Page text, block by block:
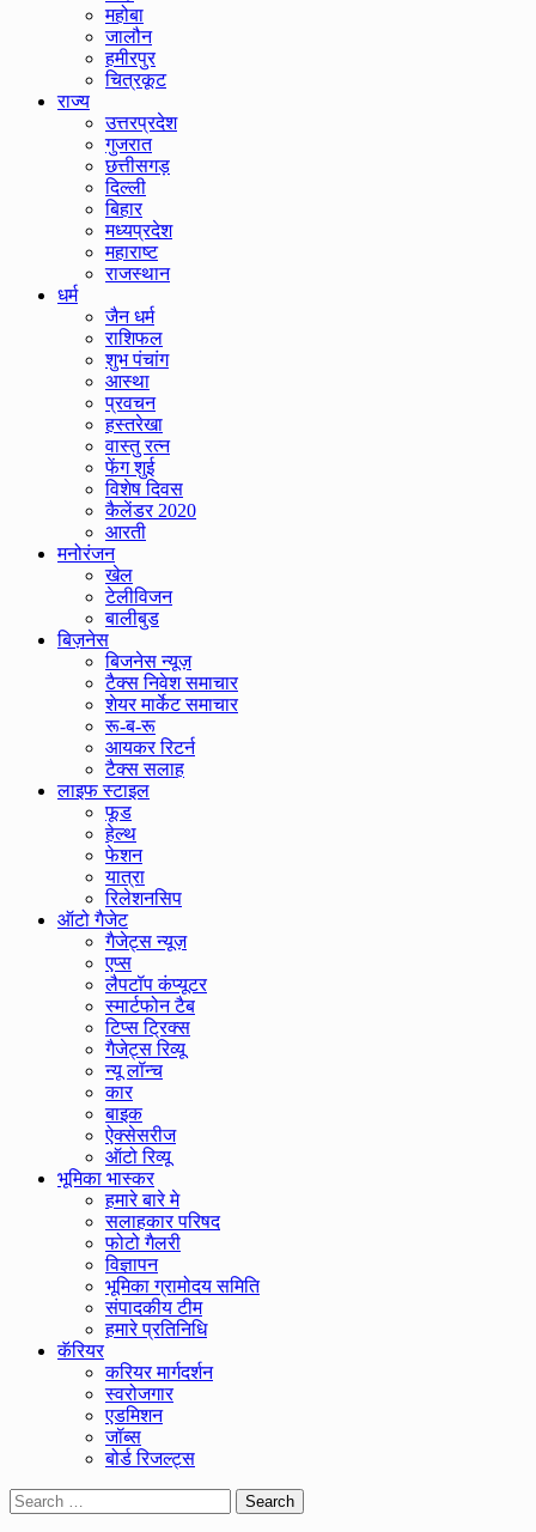
महोबा
जालौन
हमीरपुर
चित्रकूट
राज्य
उत्तरप्रदेश
गुजरात
छत्तीसगड़
दिल्ली
बिहार
मध्यप्रदेश
महाराष्ट
राजस्थान
धर्म
जैन धर्म
राशिफल
शुभ पंचांग
आस्था
प्रवचन
हस्तरेखा
वास्तु रत्न
फेंग शुई
विशेष दिवस
कैलेंडर 2020
आरती
मनोरंजन
खेल
टेलीविजन
बालीबुड
बिज़नेस
बिजनेस न्यूज़
टैक्स निवेश समाचार
शेयर मार्केट समाचार
रू-ब-रू
आयकर रिटर्न
टैक्स सलाह
लाइफ स्टाइल
फूड
हेल्थ
फेशन
यात्रा
रिलेशनसिप
ऑटो गैजेट
गैजेट्स न्यूज़
एप्स
लैपटॉप कंप्यूटर
स्मार्टफोन टैब
टिप्स ट्रिक्स
गैजेट्स रिव्यू
न्यू लॉन्च
कार
बाइक
ऐक्सेसरीज
ऑटो रिव्यू
भूमिका भास्कर
हमारे बारे मे
सलाहकार परिषद
फोटो गैलरी
विज्ञापन
भूमिका ग्रामोदय समिति
संपादकीय टीम
हमारे प्रतिनिधि
कॅरियर
करियर मार्गदर्शन
स्वरोजगार
एडमिशन
जॉब्स
बोर्ड रिजल्ट्स
Search
for: